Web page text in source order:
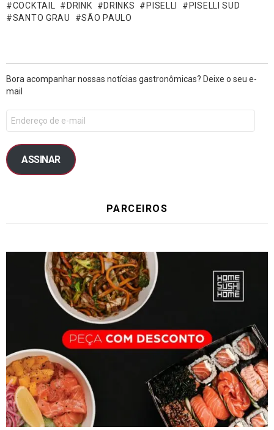
COCKTAIL
DRINK DRINKS PISELLI
PISELLI SUD
SANTO GRAU
SÃO PAULO
Bora acompanhar nossas notícias gastronômicas? Deixe o seu e-
mail
ASSINAR
PARCEIROS